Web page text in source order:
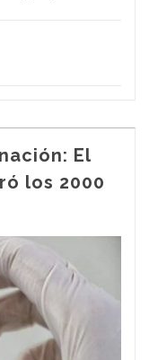
El
los 2000